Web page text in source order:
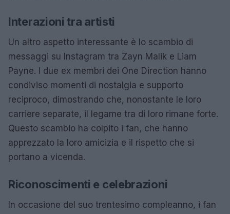
Interazioni tra artisti
Un altro aspetto interessante è lo scambio di
messaggi su Instagram tra Zayn Malik e Liam
Payne. I due ex membri dei One Direction hanno
condiviso momenti di nostalgia e supporto
reciproco, dimostrando che, nonostante le loro
carriere separate, il legame tra di loro rimane forte.
Questo scambio ha colpito i fan, che hanno
apprezzato la loro amicizia e il rispetto che si
portano a vicenda.
Riconoscimenti e celebrazioni
In occasione del suo trentesimo compleanno, i fan